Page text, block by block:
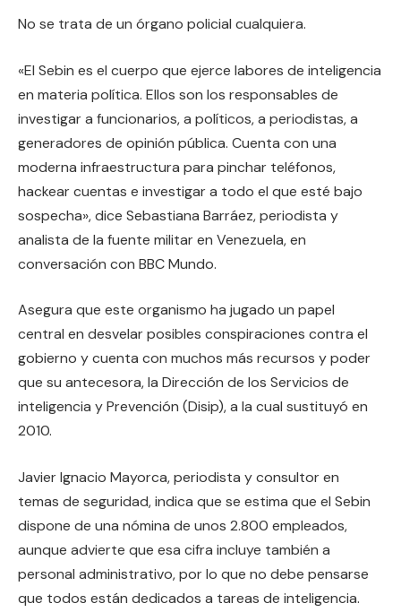
No se trata de un órgano policial cualquiera.
«El Sebin es el cuerpo que ejerce labores de inteligencia
en materia política. Ellos son los responsables de
investigar a funcionarios, a políticos, a periodistas, a
generadores de opinión pública. Cuenta con una
moderna infraestructura para pinchar teléfonos,
hackear cuentas e investigar a todo el que esté bajo
sospecha», dice Sebastiana Barráez, periodista y
analista de la fuente militar en Venezuela, en
conversación con BBC Mundo.
Asegura que este organismo ha jugado un papel
central en desvelar posibles conspiraciones contra el
gobierno y cuenta con muchos más recursos y poder
que su antecesora, la Dirección de los Servicios de
inteligencia y Prevención (Disip), a la cual sustituyó en
2010.
Javier Ignacio Mayorca, periodista y consultor en
temas de seguridad, indica que se estima que el Sebin
dispone de una nómina de unos 2.800 empleados,
aunque advierte que esa cifra incluye también a
personal administrativo, por lo que no debe pensarse
que todos están dedicados a tareas de inteligencia.